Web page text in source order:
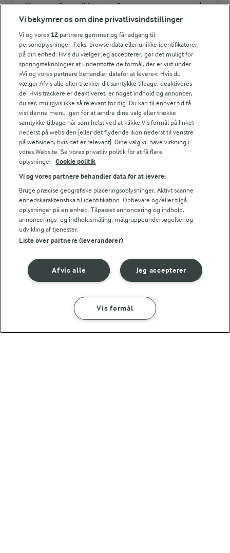
Kan man fryse ribbensteg?
Hvad er forskellen på ribbensteg og
flæskesteg?
Hvad kan jeg bruge rester af ribbensteg til?
Skal der vand i bradepanden under stegning?
Hvordan skærer jeg ribbensteg ud?
NÆRINGSINDHOLD, PR 100 G
Energiindhold:
752 kJ / 180 kcal
Energifordeling
ENERGI PR 100 G
SÅDAN GØR DU INGREDIENSER
Vi bekymrer os om dine privatlivsindstillinger
Vi og vores 12 partnere gemmer og får adgang til
personoplysninger, f.eks. browserdata eller unikke identifikatorer,
på din enhed. Hvis du vælger Jeg accepterer, gør det muligt for
sporingsteknologier at understøtte de formål, der er vist under
»Vi og vores partnere behandler datafor at levere«. Hvis du
vælger Afvis alle eller trækker dit samtykke tilbage, deaktiveres
de. Hvis trackere er deaktiveret, er noget indhold og annoncer,
du ser, muligvis ikke så relevant for dig. Du kan til enhver tid få
vist denne menu igen for at ændre dine valg eller trække
samtykke tilbage når som helst ved at klikke Vis formål på linket
nederst på websiden [eller det flydende ikon nederst til venstre
på websiden, hvis det er relevant]. Dine valg vil have virkning i
vores Website. Se vores privatliv politik for at få flere
oplysninger. Cookie politik
Vi og vores partnere behandler data for at levere:
Bruge præcise geografiske placeringsoplysninger. Aktivt scanne
enhedskarakteristika til identifikation. Opbevare og/eller tilgå
oplysninger på en enhed. Tilpasset annoncering og indhold,
annoncerings- og indholdsmåling, målgruppeundersøgelser og
udvikling af tjenester.
Liste over partnere (leverandører)
Jeg accepterer
Afvis alle
Vis formål